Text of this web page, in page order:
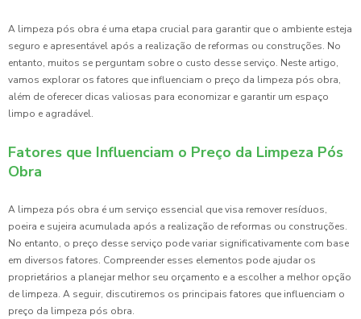
A limpeza pós obra é uma etapa crucial para garantir que o ambiente esteja
seguro e apresentável após a realização de reformas ou construções. No
entanto, muitos se perguntam sobre o custo desse serviço. Neste artigo,
vamos explorar os fatores que influenciam o preço da limpeza pós obra,
além de oferecer dicas valiosas para economizar e garantir um espaço
limpo e agradável.
Fatores que Influenciam o Preço da Limpeza Pós
Obra
A limpeza pós obra é um serviço essencial que visa remover resíduos,
poeira e sujeira acumulada após a realização de reformas ou construções.
No entanto, o preço desse serviço pode variar significativamente com base
em diversos fatores. Compreender esses elementos pode ajudar os
proprietários a planejar melhor seu orçamento e a escolher a melhor opção
de limpeza. A seguir, discutiremos os principais fatores que influenciam o
preço da limpeza pós obra.